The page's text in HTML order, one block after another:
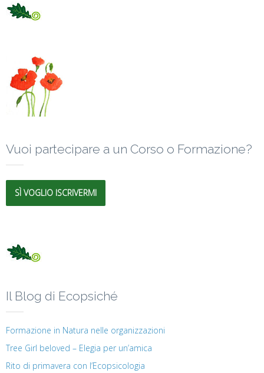
Vuoi partecipare a un Corso o Formazione?
SÌ VOGLIO ISCRIVERMI
Il Blog di Ecopsiché
Formazione in Natura nelle organizzazioni
Tree Girl beloved – Elegia per un’amica
Rito di primavera con l’Ecopsicologia